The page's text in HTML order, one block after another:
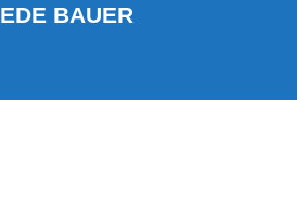
BAUER